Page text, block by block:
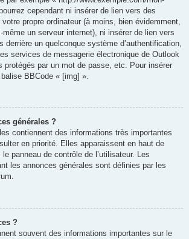
cependant ni insérer de lien vers des
propre ordinateur (à moins, bien évidemment,
un serveur internet), ni insérer de lien vers
derrière un quelconque système d’authentification,
services de messagerie électronique de Outlook
protégés par un mot de passe, etc. Pour insérer
BBCode « [img] ».
générales ?
contiennent des informations très importantes
en priorité. Elles apparaissent en haut de
panneau de contrôle de l’utilisateur. Les
les annonces générales sont définies par les
?
souvent des informations importantes sur le